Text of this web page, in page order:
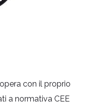
con il proprio
a normativa CEE